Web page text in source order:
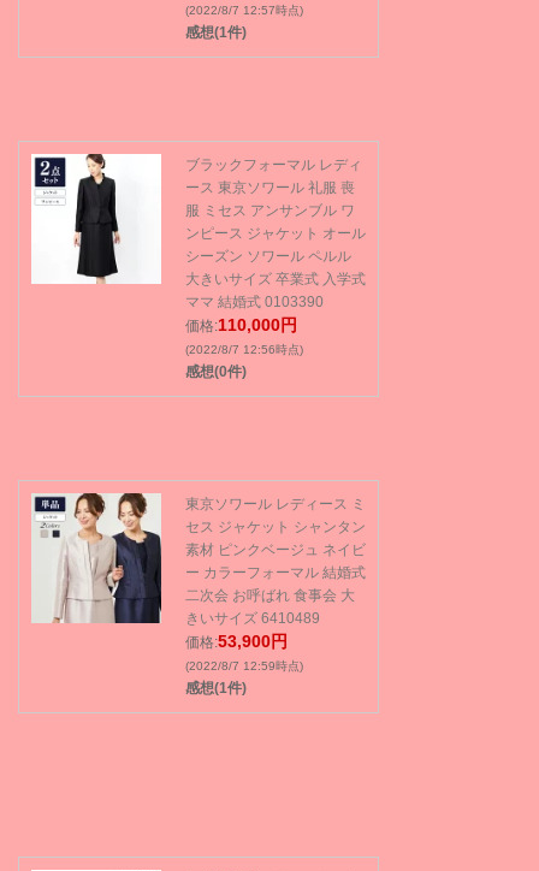
(2022/8/7 12:57時点)
感想(1件)
ブラックフォーマル レディ
ース 東京ソワール 礼服 喪
服 ミセス アンサンブル ワ
ンピース ジャケット オール
シーズン ソワール ペルル
大きいサイズ 卒業式 入学式
ママ 結婚式 0103390
価格:110,000円
(2022/8/7 12:56時点)
感想(0件)
東京ソワール レディース ミ
セス ジャケット シャンタン
素材 ピンクベージュ ネイビ
ー カラーフォーマル 結婚式
二次会 お呼ばれ 食事会 大
きいサイズ 6410489
価格:53,900円
(2022/8/7 12:59時点)
感想(1件)